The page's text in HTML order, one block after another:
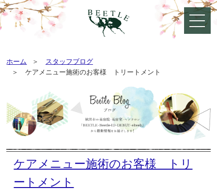
ホーム
スタッフブログ
ケアメニュー施術のお客様 トリートメント
ケアメニュー施術のお客様 トリ
ートメント